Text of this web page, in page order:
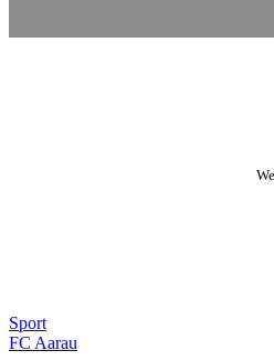
Sport
FC Aarau